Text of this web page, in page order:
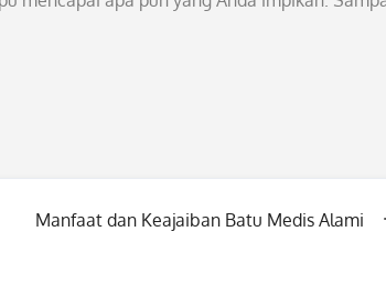
Manfaat dan Keajaiban Batu Medis Alami